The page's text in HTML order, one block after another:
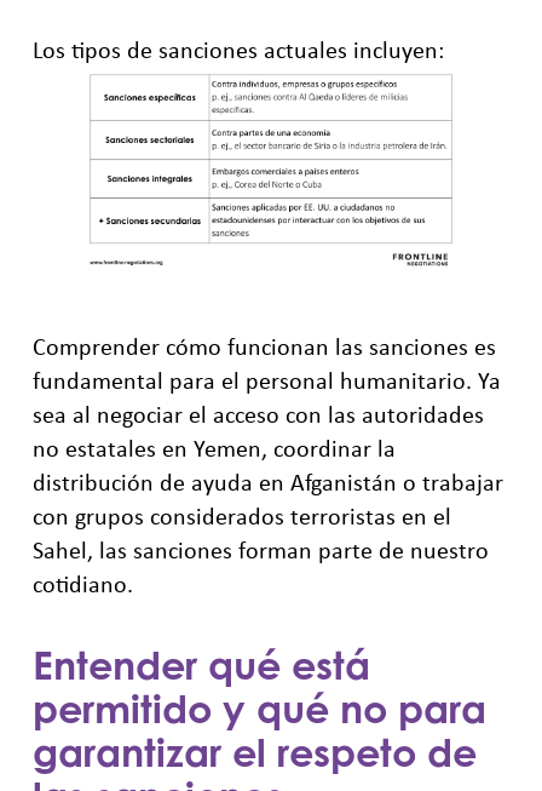
Los tipos de sanciones actuales incluyen:
Comprender cómo funcionan las sanciones es
fundamental para el personal humanitario. Ya
sea al negociar el acceso con las autoridades
no estatales en Yemen, coordinar la
distribución de ayuda en Afganistán o trabajar
con grupos considerados terroristas en el
Sahel, las sanciones forman parte de nuestro
cotidiano.
Entender qué está
permitido y qué no para
garantizar el respeto de